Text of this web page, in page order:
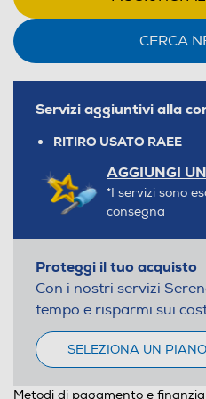
CERCA
Servizi aggiuntivi alla
RITIRO USATO RAEE
AGGIUNGI
*I servizi sono
consegna
Proteggi il tuo acquisto
Con i nostri servizi
tempo e risparmi sui
SELEZIONA UN PIANO
Metodi di pagamento e